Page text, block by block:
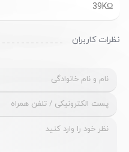
39KΩ
نظرات کاربران